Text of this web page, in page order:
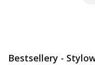
Bestsellery -